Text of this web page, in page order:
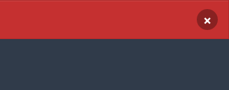
×